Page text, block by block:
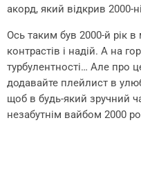
акорд, який відкрив 2000-
Ось таким був 2000-й рік в
контрастів і надій. А на
турбулентності… Але
додавайте плейлист в
щоб в будь-який зручний
незабутнім вайбом 2000